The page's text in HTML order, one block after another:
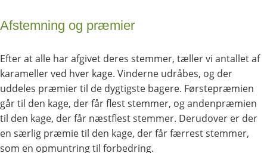
Afstemning og præmier
Efter at alle har afgivet deres stemmer, tæller vi antallet af
karameller ved hver kage. Vinderne udråbes, og der
uddeles præmier til de dygtigste bagere. Førstepræmien
går til den kage, der får flest stemmer, og andenpræmien
til den kage, der får næstflest stemmer. Derudover er der
en særlig præmie til den kage, der får færrest stemmer,
som en opmuntring til forbedring.